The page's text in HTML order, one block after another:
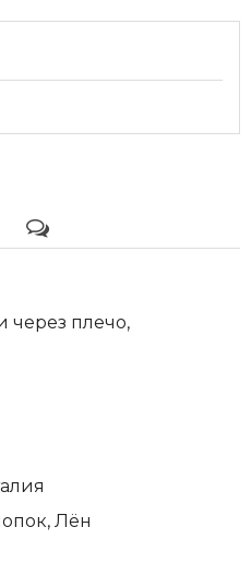
через плечо,
Лён